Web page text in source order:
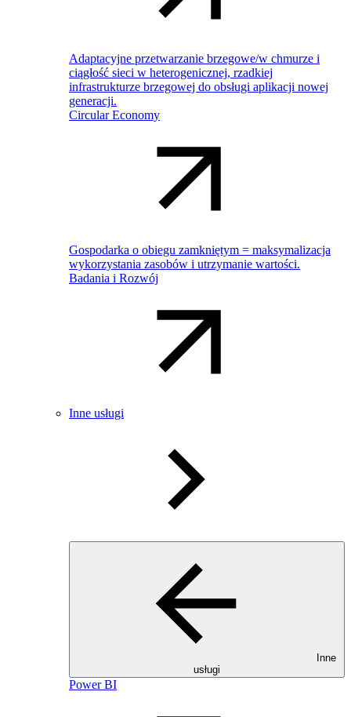
Adaptacyjne przetwarzanie brzegowe/w chmurze i
ciągłość sieci w heterogenicznej, rzadkiej
infrastrukturze brzegowej do obsługi aplikacji nowej
generacji.
Circular Economy
Gospodarka o obiegu zamkniętym = maksymalizacja
wykorzystania zasobów i utrzymanie wartości.
Badania i Rozwój
Inne usługi
Inne
usługi
Power BI